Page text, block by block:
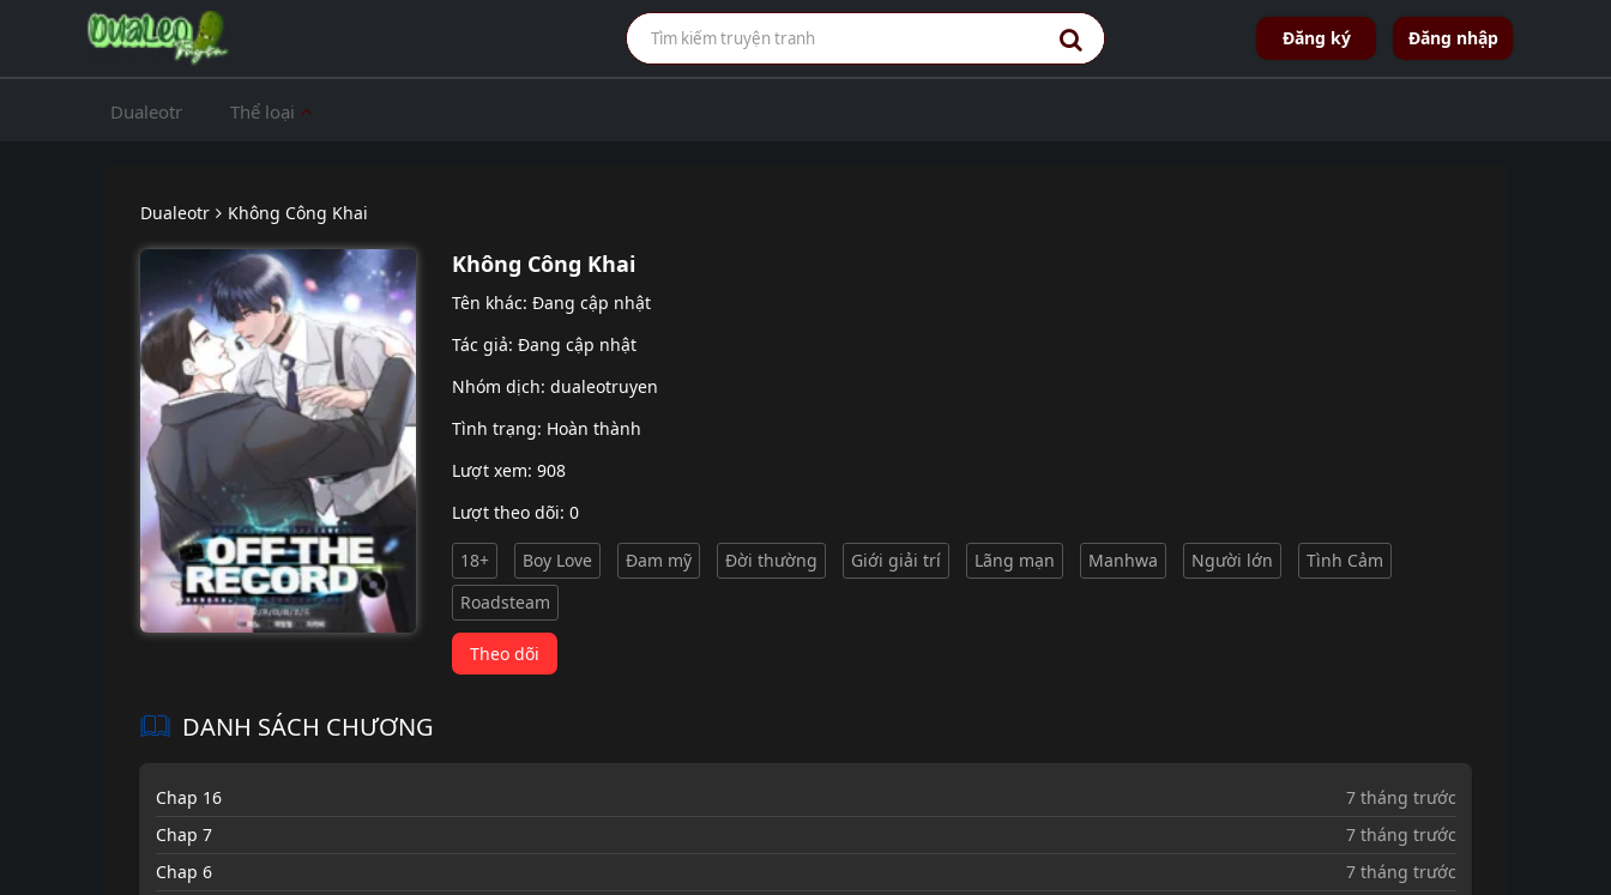
Đăng ký Đăng nhập
Dualeotr Thể loại
Dualeotr Không Công Khai
Không Công Khai
Tên khác: Đang cập nhật
Tác giả: Đang cập nhật
Nhóm dịch: dualeotruyen
Tình trạng: Hoàn thành
Lượt xem: 908
Lượt theo dõi: 0
18+ Boy Love Đam mỹ Đời thường Giới giải trí Lãng mạn Manhwa Người lớn
Tình Cảm
Roadsteam
Theo dõi
DANH SÁCH CHƯƠNG
Chap 16
7 tháng trước
Chap 7
7 tháng trước
Chap 6
7 tháng trước